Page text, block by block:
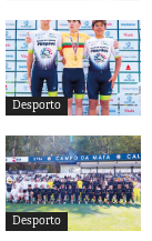
Desporto
Desporto